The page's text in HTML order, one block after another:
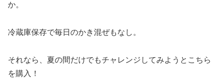
か。
冷蔵庫保存で毎日のかき混ぜもなし。
それなら、夏の間だけでもチャレンジしてみようとこちら
を購入！